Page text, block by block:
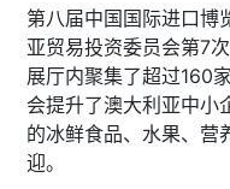
第八届中国国际进口博
亚贸易投资委员会第7
展厅内聚集了超过160
会提升了澳大利亚中小
的冰鲜食品、水果、营
迎。